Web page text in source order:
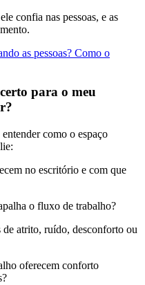
confia nas pessoas, e as
as pessoas? Como o
para o meu
como o espaço
no escritório e com que
o fluxo de trabalho?
atrito, ruído, desconforto ou
oferecem conforto